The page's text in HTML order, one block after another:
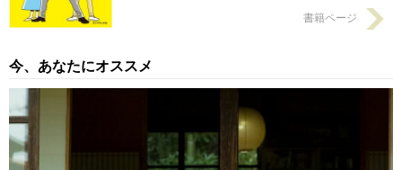
書籍ページ
今、あなたにオススメ